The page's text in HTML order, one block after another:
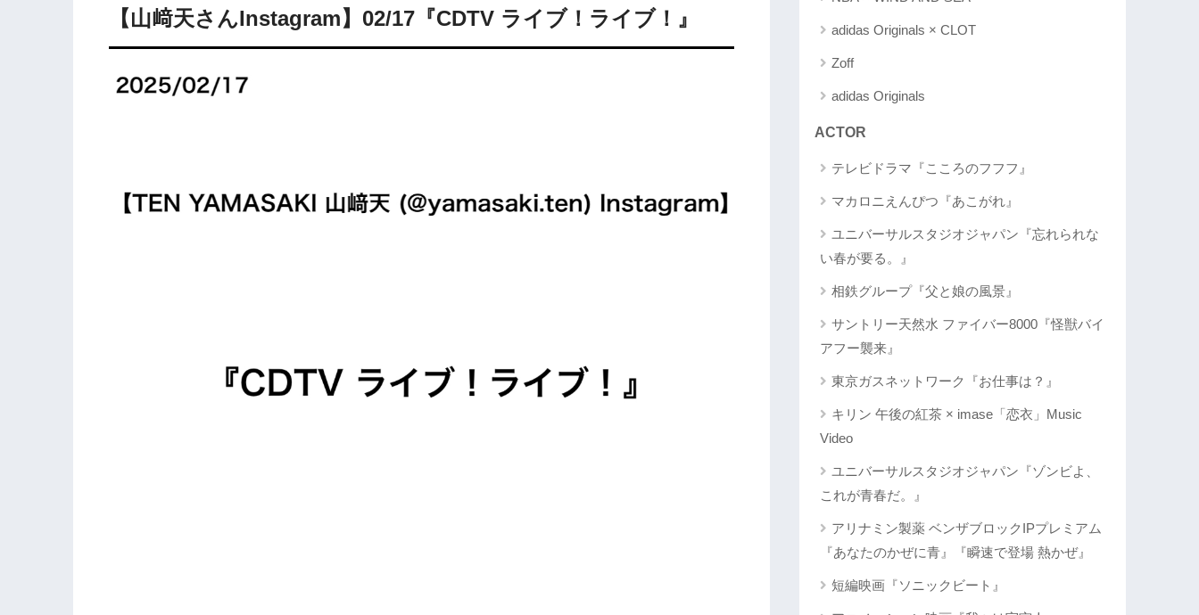
【山﨑天さんInstagram】02/17『CDTV ライブ！ライブ！』 adidas Originals × CLOT
Zoff
adidas Originals
ACTOR
テレビドラマ『こころのフフフ』
マカロニえんぴつ『あこがれ』
ユニバーサルスタジオジャパン『忘れられな
い春が要る。』
相鉄グループ『父と娘の風景』
サントリー天然水 ファイバー8000『怪獣バイ
アフー襲来』
東京ガスネットワーク『お仕事は？』
キリン 午後の紅茶 × imase「恋衣」Music
Video
ユニバーサルスタジオジャパン『ゾンビよ、
これが青春だ。』
アリナミン製薬 ベンザブロックIPプレミアム
『あなたのかぜに青』『瞬速で登場 熱かぜ』
短編映画『ソニックビート』